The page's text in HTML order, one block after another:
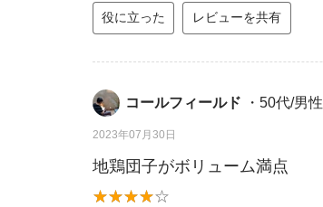
役に立った レビューを共有
コールフィールド ・50代/男性
2023年07月30日
地鶏団子がボリューム満点